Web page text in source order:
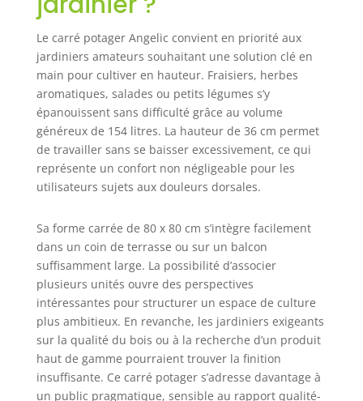
Le carré potager Angelic convient en priorité aux
jardiniers amateurs souhaitant une solution clé en
main pour cultiver en hauteur. Fraisiers, herbes
aromatiques, salades ou petits légumes s’y
épanouissent sans difficulté grâce au volume
généreux de 154 litres. La hauteur de 36 cm permet
de travailler sans se baisser excessivement, ce qui
représente un confort non négligeable pour les
utilisateurs sujets aux douleurs dorsales.
Sa forme carrée de 80 x 80 cm s’intègre facilement
dans un coin de terrasse ou sur un balcon
suffisamment large. La possibilité d’associer
plusieurs unités ouvre des perspectives
intéressantes pour structurer un espace de culture
plus ambitieux. En revanche, les jardiniers exigeants
sur la qualité du bois ou à la recherche d’un produit
haut de gamme pourraient trouver la finition
insuffisante. Ce carré potager s’adresse davantage à
un public pragmatique, sensible au rapport qualité-